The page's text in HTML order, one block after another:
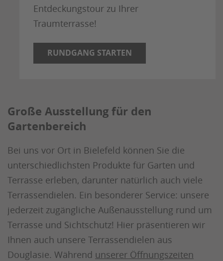
Entdeckungstour zu Ihrer
Traumterrasse!
RUNDGANG STARTEN
Große Ausstellung für den
Gartenbereich
Bei uns vor Ort in Bielefeld können Sie die
unterschiedlichsten Produkte für Garten und
Terrasse erleben, darunter natürlich auch viele
Terrassendielen. Ein besonderer Service: unsere
jederzeit zugängliche Außenausstellung rund um
Terrasse und Sichtschutz! Hier präsentieren wir
Ihnen auch unsere Terrassendielen aus
Douglasie. Während unserer Öffnungszeiten